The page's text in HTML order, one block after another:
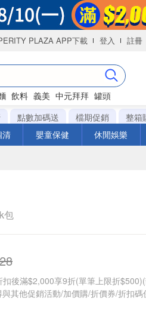
PLAZA APP下載 登入 註冊
飲料 義美 中元拜拜 罐頭
點數加碼送 檔期促銷 整箱
清 嬰童保健 休閒娛樂
包
後滿$2,000享9折(單筆上限折
其他促銷活動/加價購/折價券/折扣碼